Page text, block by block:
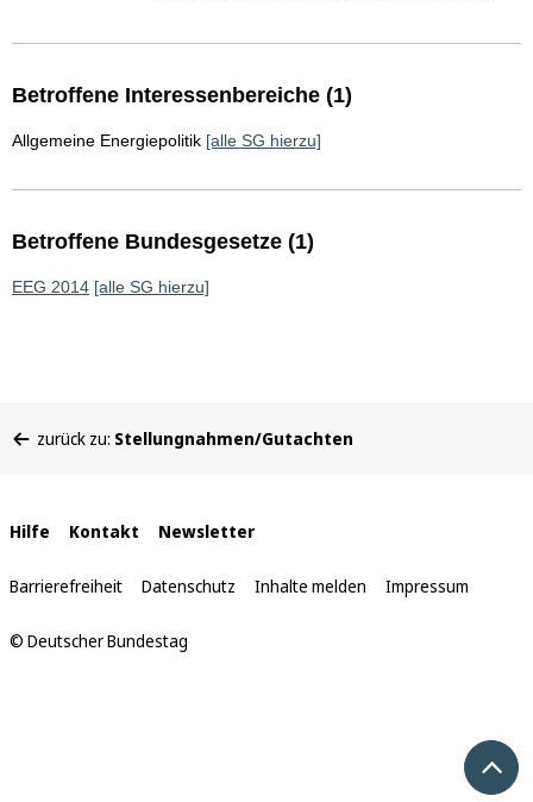
Betroffene Interessenbereiche (1)
Allgemeine Energiepolitik [alle SG hierzu]
Betroffene Bundesgesetze (1)
EEG 2014 [alle SG hierzu]
befinden
zurück zu: Stellungnahmen/Gutachten
Interne
Links
Hilfe Kontakt Newsletter
Barrierefreiheit Datenschutz Inhalte melden Impressum
© Deutscher Bundestag